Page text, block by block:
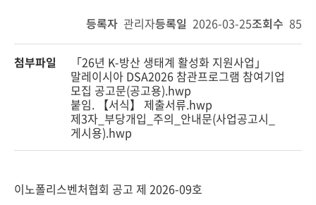
등록자 관리자등록일 2026-03-25조회수 85
첨부파일
「26년 K-방산 생태계 활성화 지원사업」
말레이시아 DSA2026 참관프로그램 참여기업
모집 공고문(공고용).hwp
붙임. 【서식】 제출서류.hwp
제3자_부당개입_주의_안내문(사업공고시_
게시용).hwp
이노폴리스벤처협회 공고 제 2026-09호